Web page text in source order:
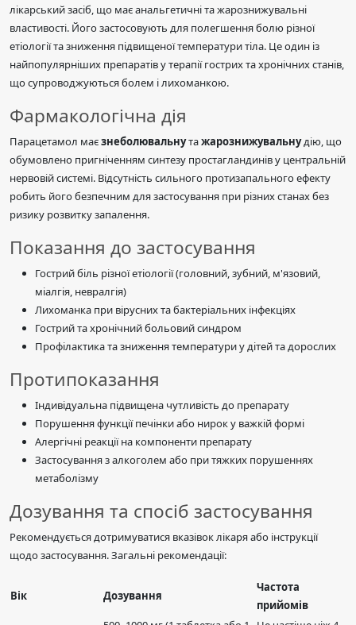
лікарський засіб, що має анальгетичні та жарознижувальні
властивості. Його застосовують для полегшення болю різної
етіології та зниження підвищеної температури тіла. Це один із
найпопулярніших препаратів у терапії гострих та хронічних станів,
що супроводжуються болем і лихоманкою.
Фармакологічна дія
Парацетамол маєзнеболювальнутажарознижувальнудію, що
обумовлено пригніченням синтезу простагландинів у центральній
нервовій системі. Відсутність сильного протизапального ефекту
робить його безпечним для застосування при різних станах без
ризику розвитку запалення.
Показання до застосування
Гострий біль різної етіології (головний, зубний, м'язовий,
міалгія, невралгія)
Лихоманка при вірусних та бактеріальних інфекціях
Гострий та хронічний больовий синдром
Профілактика та зниження температури у дітей та дорослих
Протипоказання
Індивідуальна підвищена чутливість до препарату
Порушення функції печінки або нирок у важкій формі
Алергічні реакції на компоненти препарату
Застосування з алкоголем або при тяжких порушеннях
метаболізму
Дозування та спосіб застосування
Рекомендується дотримуватися вказівок лікаря або інструкції
щодо застосування. Загальні рекомендації:
Вік Дозування
Частота
прийомів